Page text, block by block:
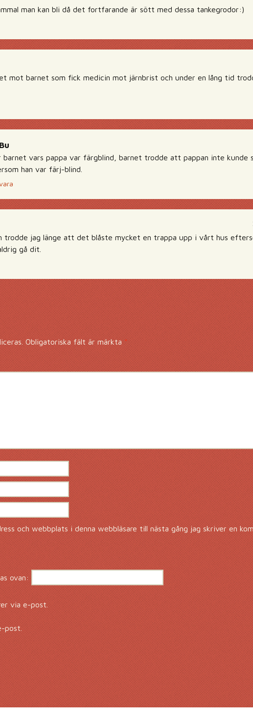
man kan bli då det fortfarande är sött med dessa tankegrodor:)
mot barnet som fick medicin mot järnbrist och under en lång tid
barnet vars pappa var färgblind, barnet trodde att pappan inte kunde
han var färj-blind.
trodde jag länge att det blåste mycket en trappa upp i vårt hus
gå dit.
Obligatoriska fält är märkta*
och webbplats i denna webbläsare till nästa gång jag skriver en
ovan:
via e-post.
post.